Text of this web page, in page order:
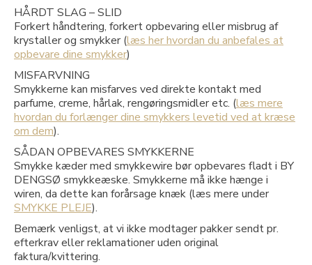
HÅRDT SLAG – SLID
Forkert håndtering, forkert opbevaring eller misbrug af
krystaller og smykker (læs her hvordan du anbefales at
opbevare dine smykker)
MISFARVNING
Smykkerne kan misfarves ved direkte kontakt med
parfume, creme, hårlak, rengøringsmidler etc. (læs mere
hvordan du forlænger dine smykkers levetid ved at kræse
om dem).
SÅDAN OPBEVARES SMYKKERNE
Smykke kæder med smykkewire bør opbevares fladt i BY
DENGSØ smykkeæske. Smykkerne må ikke hænge i
wiren, da dette kan forårsage knæk (læs mere under
SMYKKE PLEJE).
Bemærk venligst, at vi ikke modtager pakker sendt pr.
efterkrav eller reklamationer uden original
faktura/kvittering.